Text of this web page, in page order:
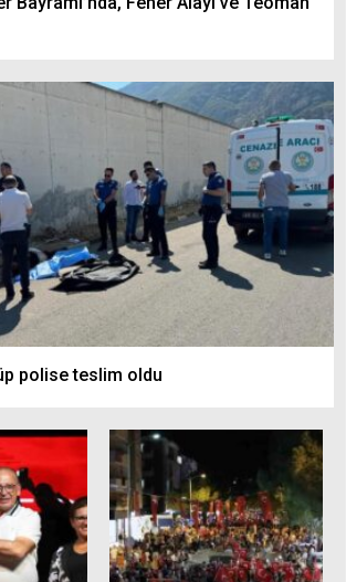
polise teslim oldu